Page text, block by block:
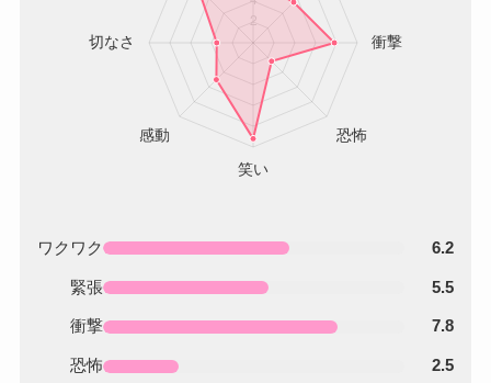
ワクワク 6.2
緊張 5.5
衝撃 7.8
恐怖 2.5